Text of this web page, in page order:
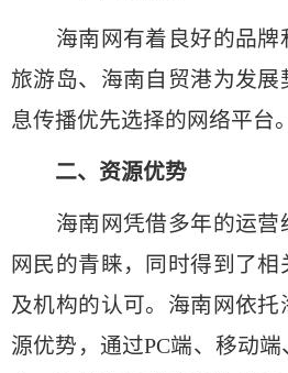
海南网有着良好的品牌
旅游岛、海南自贸港为发
息传播优先选择的网络平台。
二、资源优势
海南网凭借多年的运营
网民的青睐，同时得到了
及机构的认可。海南网依
源优势，通过PC端、移动